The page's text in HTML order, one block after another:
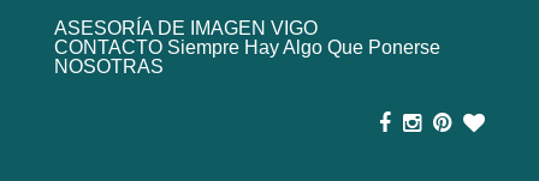
ASESORÍA DE IMAGEN VIGO
CONTACTO Siempre Hay Algo Que Ponerse
NOSOTRAS